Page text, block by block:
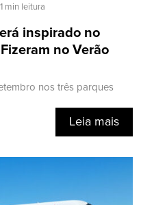
1 min leitura
inspirado no
no Verão
nos três parques
Leia mais